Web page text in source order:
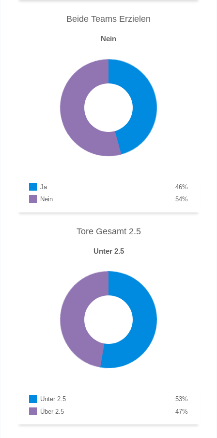
Beide Teams Erzielen
Nein
Ja %
46
Nein
%
54
Tore Gesamt 2.5
Unter 2.5
Unter 2.5 %
53
Über 2.5
%
47